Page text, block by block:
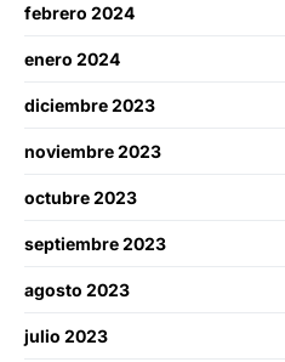
febrero 2024
enero 2024
diciembre 2023
noviembre 2023
octubre 2023
septiembre 2023
agosto 2023
julio 2023